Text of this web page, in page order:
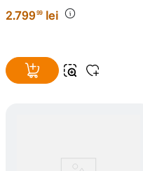
2.79999 lei